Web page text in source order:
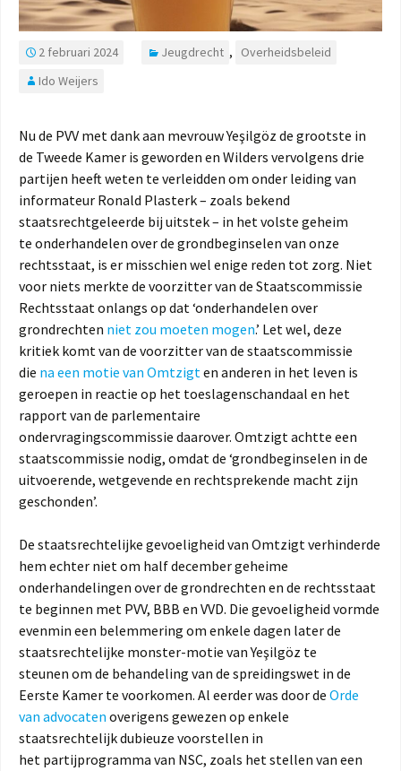
2 februari 2024 Jeugdrecht ,
Overheidsbeleid
Ido Weijers
Nu de PVV met dank aan mevrouw Yeşilgöz de grootste in
de Tweede Kamer is geworden en Wilders vervolgens drie
partijen heeft weten te verleidden om onder leiding van
informateur Ronald Plasterk – zoals bekend
staatsrechtgeleerde bij uitstek – in het volste geheim
te onderhandelen over de grondbeginselen van onze
rechtsstaat, is er misschien wel enige reden tot zorg. Niet
voor niets merkte de voorzitter van de Staatscommissie
Rechtsstaat onlangs op dat ‘onderhandelen over
grondrechten niet zou moeten mogen.’ Let wel, deze
kritiek komt van de voorzitter van de staatscommissie
die na een motie van Omtzigten anderen in het leven is
geroepen in reactie op het toeslagenschandaal en het
rapport van de parlementaire
ondervragingscommissie daarover. Omtzigt achtte een
staatscommissie nodig, omdat de ‘grondbeginselen in de
uitvoerende, wetgevende en rechtsprekende macht zijn
geschonden’.
De staatsrechtelijke gevoeligheid van Omtzigt verhinderde
hem echter niet om half december geheime
onderhandelingen over de grondrechten en de rechtsstaat
te beginnen met PVV, BBB en VVD. Die gevoeligheid vormde
evenmin een belemmering om enkele dagen later de
staatsrechtelijke monster-motie van Yeşilgöz te
steunen om de behandeling van de spreidingswet in de
Eerste Kamer te voorkomen. Al eerder was door de Orde
van advocaten overigens gewezen op enkele
staatsrechtelijk dubieuze voorstellen in
het partijprogramma van NSC, zoals het stellen van een